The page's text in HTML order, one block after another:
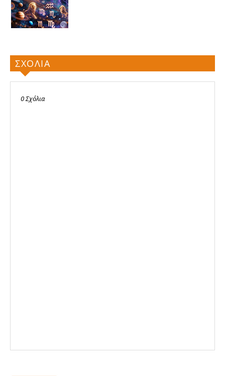
ΣΧΟΛΙΑ
0 Σχόλια